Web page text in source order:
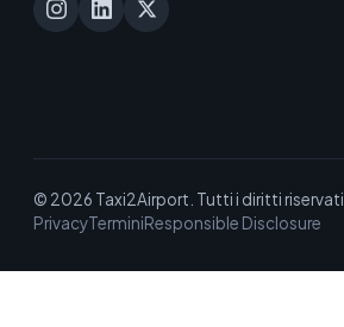
© 2026 Taxi2Airport. Tutti i diritti riservati.
PrivacyTerminiResponsible Disclosure